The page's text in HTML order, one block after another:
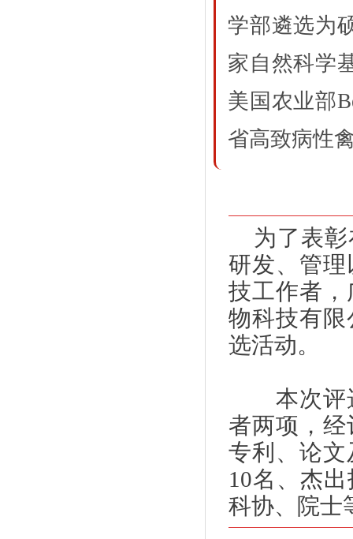
学部遴选为
家自然科学
美国农业部
省高致病性
为了表
研发、管
技工作者
物科技有
选活动。
本次评选
者两项，
专利、论
10名、杰
科协、院士